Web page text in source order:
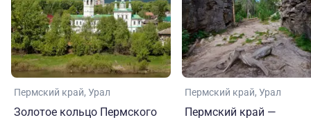
Пермский край Урал
Золотое кольцо Пермского
Пермский край Урал
Пермский край —